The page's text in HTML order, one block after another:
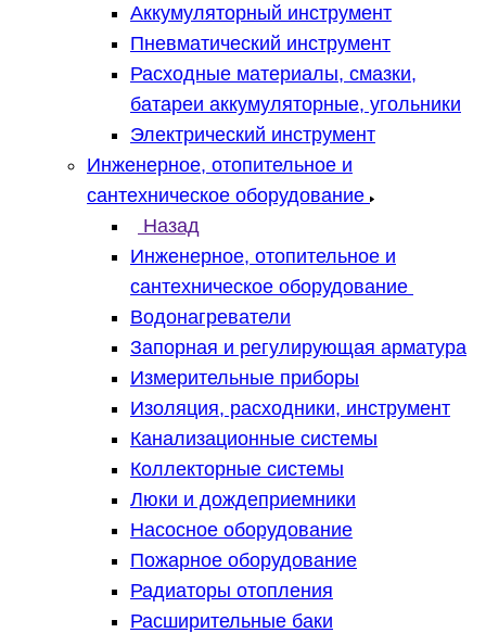
Аккумуляторный инструмент
Пневматический инструмент
Расходные материалы, смазки,
батареи аккумуляторные, угольники
Электрический инструмент
Инженерное, отопительное и
сантехническое оборудование
Назад
Инженерное, отопительное и
сантехническое оборудование
Водонагреватели
Запорная и регулирующая арматура
Измерительные приборы
Изоляция, расходники, инструмент
Канализационные системы
Коллекторные системы
Люки и дождеприемники
Насосное оборудование
Пожарное оборудование
Радиаторы отопления
Расширительные баки